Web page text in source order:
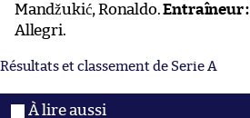
Mandžukić, Ronaldo.Entraîneur :
Allegri.
Résultats et classement de Serie A